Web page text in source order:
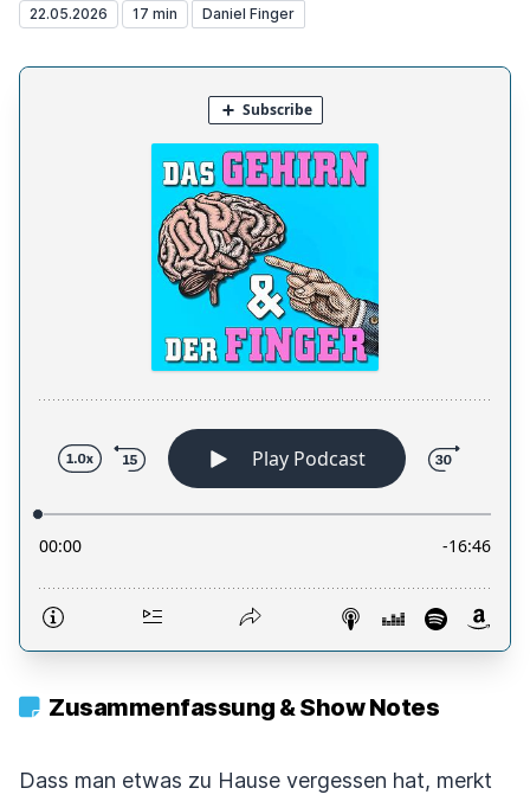
22.05.2026 17 min Daniel Finger
Zusammenfassung & Show Notes
Dass man etwas zu Hause vergessen hat, merkt